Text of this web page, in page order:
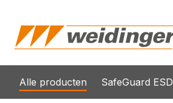
Alle producten SafeGuard ESD